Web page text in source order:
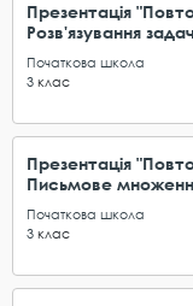
Презентація
Розв'язування
Початкова школа
3 клас
Презентація
Письмове
Початкова школа
3 клас